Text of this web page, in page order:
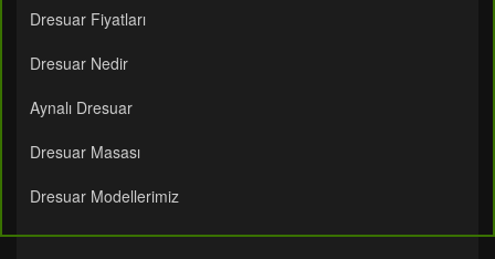
Dresuar Fiyatları
Dresuar Nedir
Aynalı Dresuar
Dresuar Masası
Dresuar Modellerimiz